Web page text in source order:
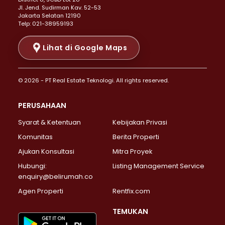
Properti Dijual di Senen >
Properti Dijual di Tanah Abang >
Properti Dijual di Cikini >
Properti Dijual di Kramat >
Properti Dijual di Pasar Baru >
Properti Dijual di Bendungan Hilir >
Properti Dijual di Jakarta Selatan >
Properti Dijual di Lebak Bulus >
Properti Dijual di Gandaria Selatan >
Properti Dijual di Pondok Labu >
Properti Dijual di Lenteng Agung >
Properti Dijual di Senayan >
Properti Dijual di Pondok Pinang >
Properti Dijual di Kebayoran Lama >
Properti Dijual di Kebayoran Baru >
JI. Jend. Sudirman Kav. 52-53
Jakarta Selatan 12190
Telp: 021-38959193
Lihat di Google Maps
© 2026 - PT Real Estate Teknologi. All rights reserved.
PERUSAHAAN
Syarat & Ketentuan
Kebijakan Privasi
Komunitas
Berita Properti
Ajukan Konsultasi
Mitra Proyek
Hubungi:
enquiry@belirumah.co
Listing Management Service
Agen Properti Rentfix.com
TEMUKAN